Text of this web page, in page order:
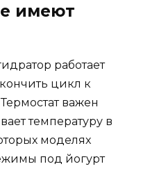
имеют
работает
цикл к
важен
температуру в
моделях
под йогурт